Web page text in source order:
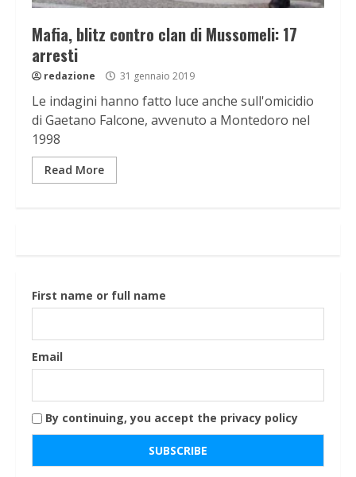
Mafia, blitz contro clan di Mussomeli: 17
arresti
redazione 31 gennaio 2019
Le indagini hanno fatto luce anche sull'omicidio
di Gaetano Falcone, avvenuto a Montedoro nel
1998
Read More
First name or full name
Email
By continuing, you accept the privacy policy